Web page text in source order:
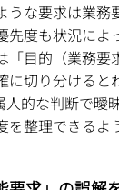
うな要求は業務
先度も状況によ
「目的（業務要
に切り分けると
人的な判断で曖
を整理できるよ